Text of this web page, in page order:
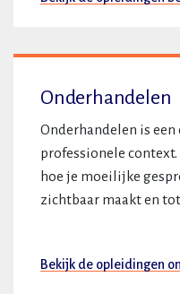
Onderhandelen
Onderhandelen is
professionele
hoe je moeilijke
zichtbaar maakt en
Bekijk de opleidingen